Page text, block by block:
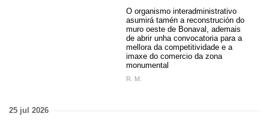
O organismo interadministrativo
asumirá tamén a reconstrución do
muro oeste de Bonaval, ademais
de abrir unha convocatoria para a
mellora da competitividade e a
imaxe do comercio da zona
monumental
R. M.
25 jul 2026